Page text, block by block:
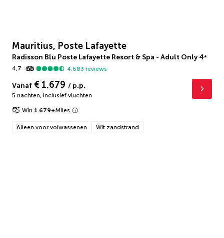
Mauritius, Poste Lafayette
Radisson Blu Poste Lafayette Resort & Spa - Adult Only 4*
4,7
4.683 reviews
Vanaf € 1.679 / p.p.
5 nachten, inclusief vluchten
Win 1.679+Miles
Alleen voor volwassenen Wit zandstrand